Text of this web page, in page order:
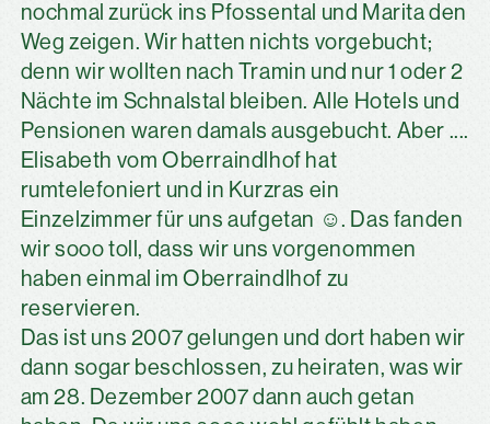
nochmal zurück ins Pfossental und Marita den
Weg zeigen. Wir hatten nichts vorgebucht;
denn wir wollten nach Tramin und nur 1 oder 2
Nächte im Schnalstal bleiben. Alle Hotels und
Pensionen waren damals ausgebucht. Aber ....
Elisabeth vom Oberraindlhof hat
rumtelefoniert und in Kurzras ein
Einzelzimmer für uns aufgetan ☺️. Das fanden
wir sooo toll, dass wir uns vorgenommen
haben einmal im Oberraindlhof zu
reservieren.
Das ist uns 2007 gelungen und dort haben wir
dann sogar beschlossen, zu heiraten, was wir
am 28. Dezember 2007 dann auch getan